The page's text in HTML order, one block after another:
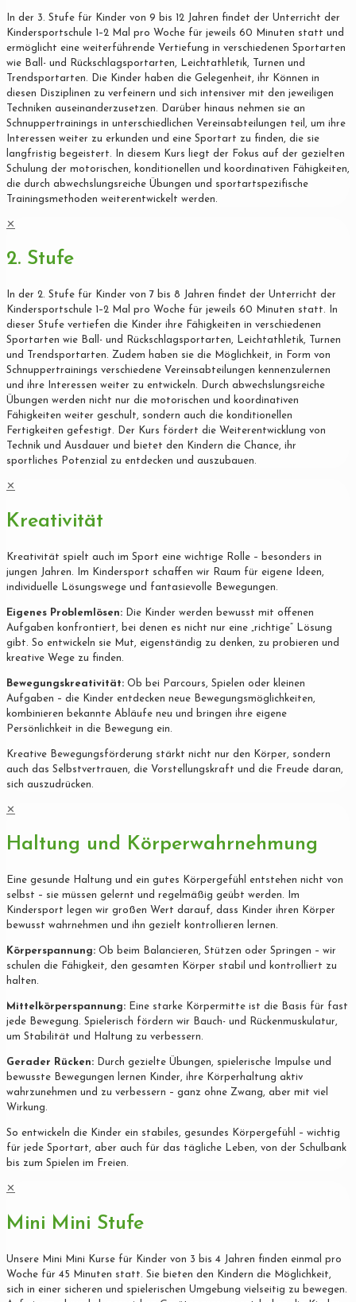
In der 3. Stufe für Kinder von 9 bis 12 Jahren findet der Unterricht der
Kindersportschule 1–2 Mal pro Woche für jeweils 60 Minuten statt und
ermöglicht eine weiterführende Vertiefung in verschiedenen Sportarten
wie Ball- und Rückschlagsportarten, Leichtathletik, Turnen und
Trendsportarten. Die Kinder haben die Gelegenheit, ihr Können in
diesen Disziplinen zu verfeinern und sich intensiver mit den jeweiligen
Techniken auseinanderzusetzen. Darüber hinaus nehmen sie an
Schnuppertrainings in unterschiedlichen Vereinsabteilungen teil, um ihre
Interessen weiter zu erkunden und eine Sportart zu finden, die sie
langfristig begeistert. In diesem Kurs liegt der Fokus auf der gezielten
Schulung der motorischen, konditionellen und koordinativen Fähigkeiten,
die durch abwechslungsreiche Übungen und sportartspezifische
Trainingsmethoden weiterentwickelt werden.
✕
2. Stufe
In der 2. Stufe für Kinder von 7 bis 8 Jahren findet der Unterricht der
Kindersportschule 1–2 Mal pro Woche für jeweils 60 Minuten statt. In
dieser Stufe vertiefen die Kinder ihre Fähigkeiten in verschiedenen
Sportarten wie Ball- und Rückschlagsportarten, Leichtathletik, Turnen
und Trendsportarten. Zudem haben sie die Möglichkeit, in Form von
Schnuppertrainings verschiedene Vereinsabteilungen kennenzulernen
und ihre Interessen weiter zu entwickeln. Durch abwechslungsreiche
Übungen werden nicht nur die motorischen und koordinativen
Fähigkeiten weiter geschult, sondern auch die konditionellen
Fertigkeiten gefestigt. Der Kurs fördert die Weiterentwicklung von
Technik und Ausdauer und bietet den Kindern die Chance, ihr
sportliches Potenzial zu entdecken und auszubauen.
✕
Kreativität
Kreativität spielt auch im Sport eine wichtige Rolle – besonders in
jungen Jahren. Im Kindersport schaffen wir Raum für eigene Ideen,
individuelle Lösungswege und fantasievolle Bewegungen.
Eigenes Problemlösen: Die Kinder werden bewusst mit offenen
Aufgaben konfrontiert, bei denen es nicht nur eine „richtige“ Lösung
gibt. So entwickeln sie Mut, eigenständig zu denken, zu probieren und
kreative Wege zu finden.
Bewegungskreativität: Ob bei Parcours, Spielen oder kleinen
Aufgaben – die Kinder entdecken neue Bewegungsmöglichkeiten,
kombinieren bekannte Abläufe neu und bringen ihre eigene
Persönlichkeit in die Bewegung ein.
Kreative Bewegungsförderung stärkt nicht nur den Körper, sondern
auch das Selbstvertrauen, die Vorstellungskraft und die Freude daran,
sich auszudrücken.
✕
Haltung und Körperwahrnehmung
Eine gesunde Haltung und ein gutes Körpergefühl entstehen nicht von
selbst – sie müssen gelernt und regelmäßig geübt werden. Im
Kindersport legen wir großen Wert darauf, dass Kinder ihren Körper
bewusst wahrnehmen und ihn gezielt kontrollieren lernen.
Körperspannung: Ob beim Balancieren, Stützen oder Springen – wir
schulen die Fähigkeit, den gesamten Körper stabil und kontrolliert zu
halten.
Mittelkörperspannung: Eine starke Körpermitte ist die Basis für fast
jede Bewegung. Spielerisch fördern wir Bauch- und Rückenmuskulatur,
um Stabilität und Haltung zu verbessern.
Gerader Rücken: Durch gezielte Übungen, spielerische Impulse und
bewusste Bewegungen lernen Kinder, ihre Körperhaltung aktiv
wahrzunehmen und zu verbessern – ganz ohne Zwang, aber mit viel
Wirkung.
So entwickeln die Kinder ein stabiles, gesundes Körpergefühl – wichtig
für jede Sportart, aber auch für das tägliche Leben, von der Schulbank
bis zum Spielen im Freien.
✕
Mini Mini Stufe
Unsere Mini Mini Kurse für Kinder von 3 bis 4 Jahren finden einmal pro
Woche für 45 Minuten statt. Sie bieten den Kindern die Möglichkeit,
sich in einer sicheren und spielerischen Umgebung vielseitig zu bewegen.